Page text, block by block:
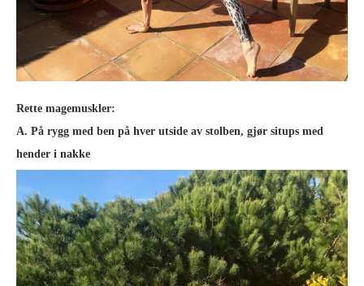
Rette magemuskler:
A. På rygg med ben på hver utside av stolben, gjør situps med
hender i nakke